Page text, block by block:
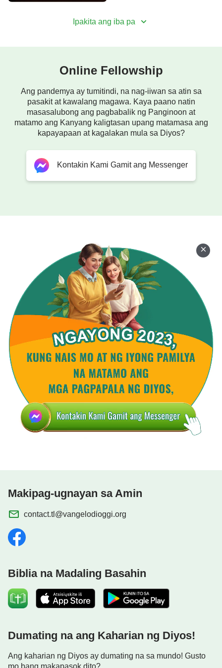
Ipakita ang iba pa
Online Fellowship
Ang pandemya ay tumitindi, na nag-iiwan sa atin sa
pasakit at kawalang magawa. Kaya paano natin
masasalubong ang pagbabalik ng Panginoon at
matamo ang Kanyang kaligtasan upang matamasa ang
kapayapaan at kagalakan mula sa Diyos?
Kontakin Kami Gamit ang Messenger
Makipag-ugnayan sa Amin
contact.tl@vangelodioggi.org
Biblia na Madaling Basahin
Dumating na ang Kaharian ng Diyos!
Ang kaharian ng Diyos ay dumating na sa mundo! Gusto
mo bang makapasok dito?